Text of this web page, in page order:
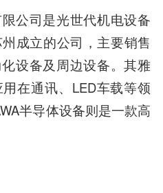
公司是光世代机电设备
成立的公司，主要销售
设备及周边设备。其雅
在通讯、LED车载等领
半导体设备则是一款高